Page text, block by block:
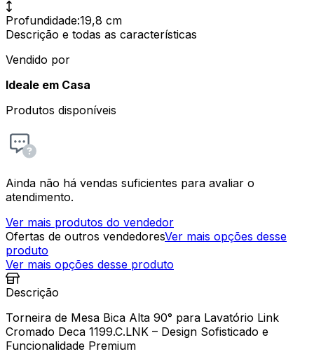
Profundidade:19,8 cm
Descrição e todas as características
Vendido por
Ideale em Casa
Produtos disponíveis
Ainda não há vendas suficientes para avaliar o
atendimento.
Ver mais produtos do vendedor
Ofertas de outros vendedoresVer mais opções desse
produto
Ver mais opções desse produto
Descrição
Torneira de Mesa Bica Alta 90° para Lavatório Link
Cromado Deca 1199.C.LNK – Design Sofisticado e
Funcionalidade Premium